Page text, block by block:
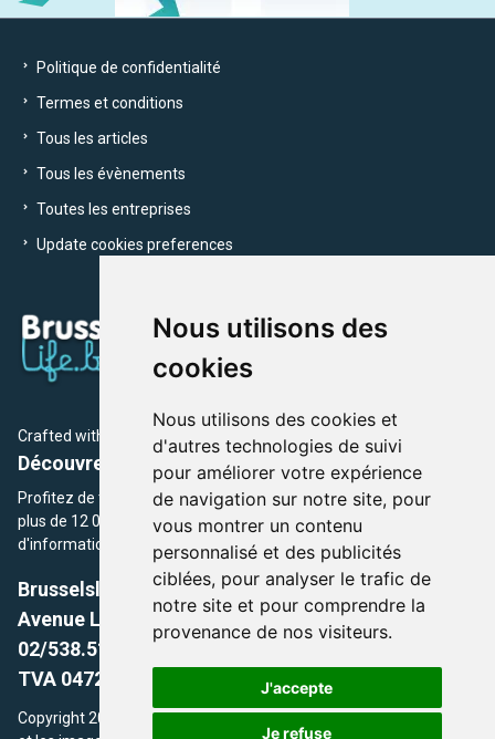
Nous utilisons des
cookies
Nous utilisons des cookies et
d'autres technologies de suivi
pour améliorer votre expérience
de navigation sur notre site, pour
vous montrer un contenu
personnalisé et des publicités
ciblées, pour analyser le trafic de
notre site et pour comprendre la
provenance de nos visiteurs.
J'accepte
Je refuse
Politique de confidentialité
Termes et conditions
Tous les articles
Tous les évènements
Toutes les entreprises
Update cookies preferences
Crafted with by Brusselslife Team
Découvrez plus de 12 000 adresses et événements
Profitez de toutes les sections de BrusselsLife.be et découvrez
plus de 12 000 adresses et un grand choix d'événements,
d'informations et de conseils et astuces de notre écriture.
Brusselslife.be
Avenue Louise, 500 -1050 Ixelles, Brussels,
02/538.51.49.
TVA 0472.281.221
Copyright 2026 © Brusselslife.be Tous droits réservés. Le contenu